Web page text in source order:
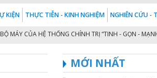
KIỆN THỰC TIỄN - KINH NGHIỆM NGHIÊN CỨU -
CỦA HỆ THỐNG CHÍNH TRỊ “TINH - GỌN - MẠNH
MỚI NHẤT